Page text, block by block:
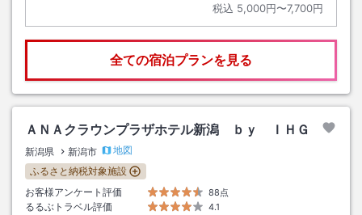
税込 5,000円〜7,700円
全ての宿泊プランを見る
ＡＮＡクラウンプラザホテル新潟 ｂｙ ＩＨＧ
新潟県 新潟市
地図
ふるさと納税対象施設
お客様アンケート評価
88点
るるぶトラベル評価
4.1